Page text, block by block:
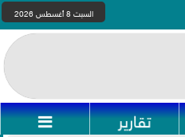
السبت 8 أغسطس 2026
تقارير 